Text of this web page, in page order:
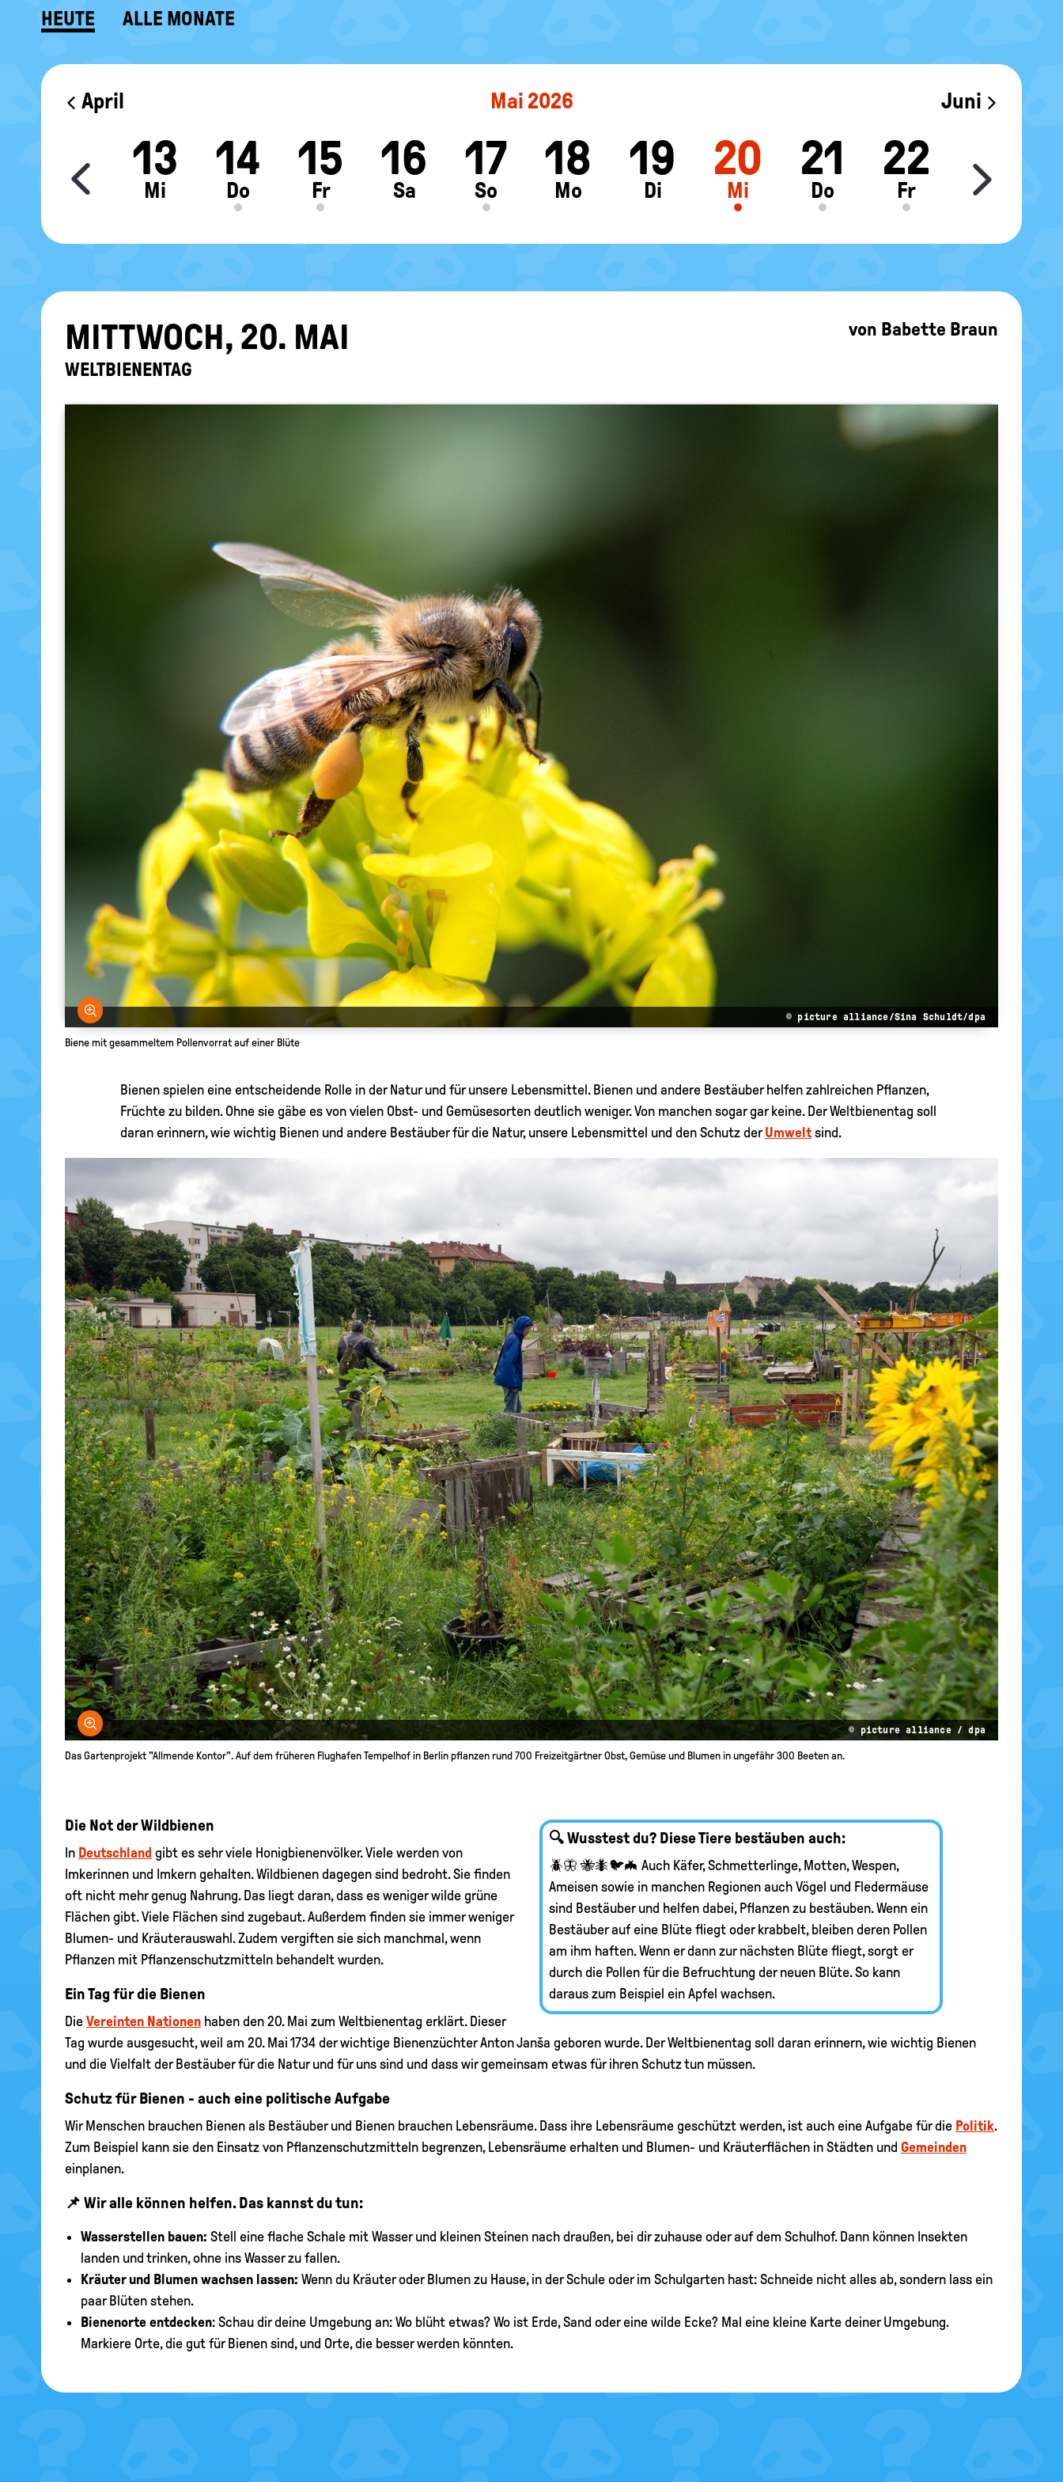
HEUTE ALLE MONATE
KALENDER Mai 2026
April Juni
12
Di
13
Mi
14
Do
15
Fr
16
Sa
17
So
18
Mo
19
Di
20
Mi
21
Do
22
Fr
23
Sa
Move slider content left Move
MITT­WOCH, 20. MAI
WELT­BIE­NEN­TAG
von Babette Braun
Bild vergrößern
© picture alliance/Sina Schuldt/dpa
Biene mit gesammeltem Pollenvorrat auf einer Blüte
Bienen spielen eine entscheidende Rolle in der Natur und für unsere Lebensmittel. Bienen und andere Bestäuber helfen zahlreichen Pflanzen,
Früchte zu bilden. Ohne sie gäbe es von vielen Obst- und Gemüsesorten deutlich weniger. Von manchen sogar gar keine. Der Weltbienentag soll
daran erinnern, wie wichtig Bienen und andere Bestäuber für die Natur, unsere Lebensmittel und den Schutz derUmweltsind.
Bild vergrößern
© picture alliance / dpa
Das Gartenprojekt "Allmende Kontor". Auf dem früheren Flughafen Tempelhof in Berlin pflanzen rund 700 Freizeitgärtner Obst, Gemüse und Blumen in ungefähr 300 Beeten an.
🔍 Wusstest du? Diese Tiere bestäuben auch:
🪲🦋 🐝🐜🐦🦇 Auch Käfer, Schmetterlinge, Motten, Wespen,
Ameisen sowie in manchen Regionen auch Vögel und Fledermäuse
sind Bestäuber und helfen dabei, Pflanzen zu bestäuben. Wenn ein
Bestäuber auf eine Blüte fliegt oder krabbelt, bleiben deren Pollen
am ihm haften. Wenn er dann zur nächsten Blüte fliegt, sorgt er
durch die Pollen für die Befruchtung der neuen Blüte. So kann
daraus zum Beispiel ein Apfel wachsen.
Die Not der Wildbienen
In Deutschland gibt es sehr viele Honigbienenvölker. Viele werden von
Imkerinnen und Imkern gehalten. Wildbienen dagegen sind bedroht. Sie finden
oft nicht mehr genug Nahrung. Das liegt daran, dass es weniger wilde grüne
Flächen gibt. Viele Flächen sind zugebaut. Außerdem finden sie immer weniger
Blumen- und Kräuterauswahl. Zudem vergiften sie sich manchmal, wenn
Pflanzen mit Pflanzenschutzmitteln behandelt wurden.
Ein Tag für die Bienen
Die Vereinten Nationen haben den 20. Mai zum Weltbienentag erklärt. Dieser
Tag wurde ausgesucht, weil am 20. Mai 1734 der wichtige Bienenzüchter Anton Janša geboren wurde. Der Weltbienentag soll daran erinnern, wie wichtig Bienen
und die Vielfalt der Bestäuber für die Natur und für uns sind und dass wir gemeinsam etwas für ihren Schutz tun müssen.
Schutz für Bienen - auch eine politische Aufgabe
Wir Menschen brauchen Bienen als Bestäuber und Bienen brauchen Lebensräume. Dass ihre Lebensräume geschützt werden, ist auch eine Aufgabe für die Politik.
Zum Beispiel kann sie den Einsatz von Pflanzenschutzmitteln begrenzen, Lebensräume erhalten und Blumen- und Kräuterflächen in Städten und Gemeinden
einplanen.
📌 Wir alle können helfen. Das kannst du tun:
Wasserstellen bauen: Stell eine flache Schale mit Wasser und kleinen Steinen nach draußen, bei dir zuhause oder auf dem Schulhof. Dann können Insekten
landen und trinken, ohne ins Wasser zu fallen.
Kräuter und Blumen wachsen lassen: Wenn du Kräuter oder Blumen zu Hause, in der Schule oder im Schulgarten hast: Schneide nicht alles ab, sondern lass ein
paar Blüten stehen.
Bienenorte entdecken: Schau dir deine Umgebung an: Wo blüht etwas? Wo ist Erde, Sand oder eine wilde Ecke? Mal eine kleine Karte deiner Umgebung.
Markiere Orte, die gut für Bienen sind, und Orte, die besser werden könnten.